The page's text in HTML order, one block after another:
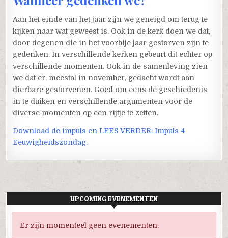
Aan het einde van het jaar zijn we geneigd om terug te
kijken naar wat geweest is. Ook in de kerk doen we dat,
door degenen die in het voorbije jaar gestorven zijn te
gedenken. In verschillende kerken gebeurt dit echter op
verschillende momenten. Ook in de samenleving zien
we dat er, meestal in november, gedacht wordt aan
dierbare gestorvenen. Goed om eens de geschiedenis
in te duiken en verschillende argumenten voor de
diverse momenten op een rijtje te zetten.
Download de impuls en LEES VERDER: Impuls-4
Eeuwigheidszondag.
UPCOMING EVENEMENTEN
Er zijn momenteel geen evenementen.